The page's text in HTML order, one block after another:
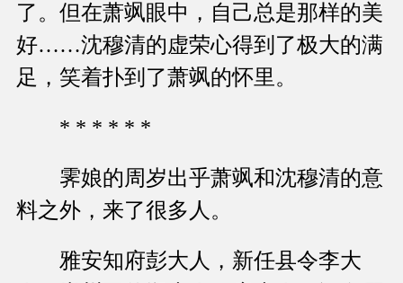
了。但在萧飒眼中，自己总是那样的美
好……沈穆清的虚荣心得到了极大的满
足，笑着扑到了萧飒的怀里。
* * * * * *
霁娘的周岁出乎萧飒和沈穆清的意
料之外，来了很多人。
雅安知府彭大人，新任县令李大